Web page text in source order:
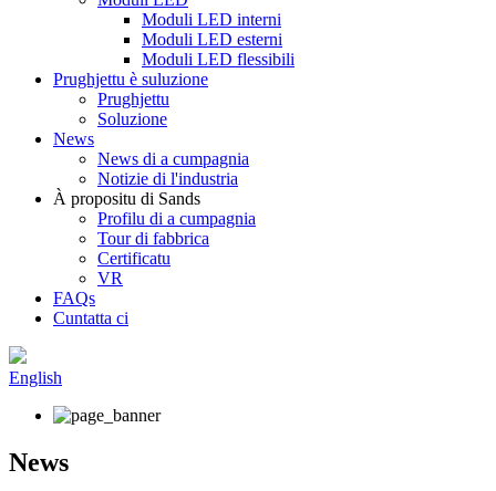
Moduli LED interni
Moduli LED esterni
Moduli LED flessibili
Prughjettu è suluzione
Prughjettu
Soluzione
News
News di a cumpagnia
Notizie di l'industria
À propositu di Sands
Profilu di a cumpagnia
Tour di fabbrica
Certificatu
VR
FAQs
Cuntatta ci
English
News